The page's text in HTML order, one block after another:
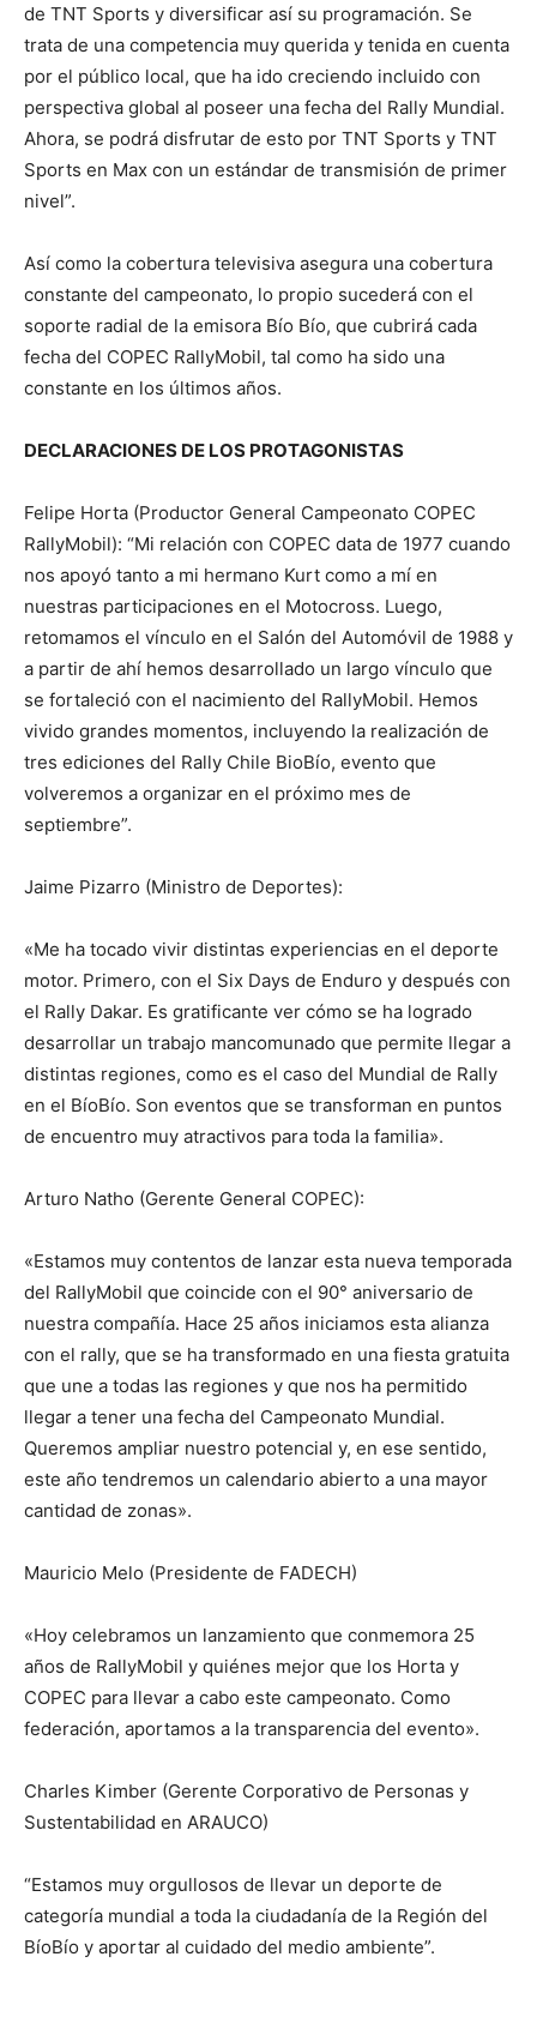
de TNT Sports y diversificar así su programación. Se
trata de una competencia muy querida y tenida en cuenta
por el público local, que ha ido creciendo incluido con
perspectiva global al poseer una fecha del Rally Mundial.
Ahora, se podrá disfrutar de esto por TNT Sports y TNT
Sports en Max con un estándar de transmisión de primer
nivel”.
Así como la cobertura televisiva asegura una cobertura
constante del campeonato, lo propio sucederá con el
soporte radial de la emisora Bío Bío, que cubrirá cada
fecha del COPEC RallyMobil, tal como ha sido una
constante en los últimos años.
DECLARACIONES DE LOS PROTAGONISTAS
Felipe Horta (Productor General Campeonato COPEC
RallyMobil): “Mi relación con COPEC data de 1977 cuando
nos apoyó tanto a mi hermano Kurt como a mí en
nuestras participaciones en el Motocross. Luego,
retomamos el vínculo en el Salón del Automóvil de 1988 y
a partir de ahí hemos desarrollado un largo vínculo que
se fortaleció con el nacimiento del RallyMobil. Hemos
vivido grandes momentos, incluyendo la realización de
tres ediciones del Rally Chile BioBío, evento que
volveremos a organizar en el próximo mes de
septiembre”.
Jaime Pizarro (Ministro de Deportes):
«Me ha tocado vivir distintas experiencias en el deporte
motor. Primero, con el Six Days de Enduro y después con
el Rally Dakar. Es gratificante ver cómo se ha logrado
desarrollar un trabajo mancomunado que permite llegar a
distintas regiones, como es el caso del Mundial de Rally
en el BíoBío. Son eventos que se transforman en puntos
de encuentro muy atractivos para toda la familia».
Arturo Natho (Gerente General COPEC):
«Estamos muy contentos de lanzar esta nueva temporada
del RallyMobil que coincide con el 90° aniversario de
nuestra compañía. Hace 25 años iniciamos esta alianza
con el rally, que se ha transformado en una fiesta gratuita
que une a todas las regiones y que nos ha permitido
llegar a tener una fecha del Campeonato Mundial.
Queremos ampliar nuestro potencial y, en ese sentido,
este año tendremos un calendario abierto a una mayor
cantidad de zonas».
Mauricio Melo (Presidente de FADECH)
«Hoy celebramos un lanzamiento que conmemora 25
años de RallyMobil y quiénes mejor que los Horta y
COPEC para llevar a cabo este campeonato. Como
federación, aportamos a la transparencia del evento».
Charles Kimber (Gerente Corporativo de Personas y
Sustentabilidad en ARAUCO)
“Estamos muy orgullosos de llevar un deporte de
categoría mundial a toda la ciudadanía de la Región del
BíoBío y aportar al cuidado del medio ambiente”.